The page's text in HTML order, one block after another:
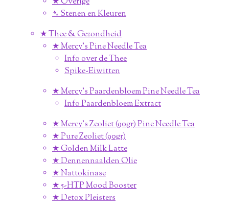
➴ Stenen en Kleuren
★ Thee & Gezondheid
★ Mercy's Pine Needle Tea
Info over de Thee
Spike-Eiwitten
★ Mercy's Paardenbloem Pine Needle Tea
Info Paardenbloem Extract
★ Mercy's Zeoliet (90gr) Pine Needle Tea
★ Pure Zeoliet (90gr)
★ Golden Milk Latte
★ Dennennaalden Olie
★ Nattokinase
★ 5-HTP Mood Booster
★ Detox Pleisters